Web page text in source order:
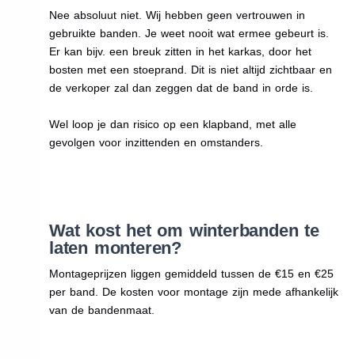
Nee absoluut niet. Wij hebben geen vertrouwen in
gebruikte banden. Je weet nooit wat ermee gebeurt is.
Er kan bijv. een breuk zitten in het karkas, door het
bosten met een stoeprand. Dit is niet altijd zichtbaar en
de verkoper zal dan zeggen dat de band in orde is.
Wel loop je dan risico op een klapband, met alle
gevolgen voor inzittenden en omstanders.
Wat kost het om winterbanden te
laten monteren?
Montageprijzen liggen gemiddeld tussen de €15 en €25
per band. De kosten voor montage zijn mede afhankelijk
van de bandenmaat.